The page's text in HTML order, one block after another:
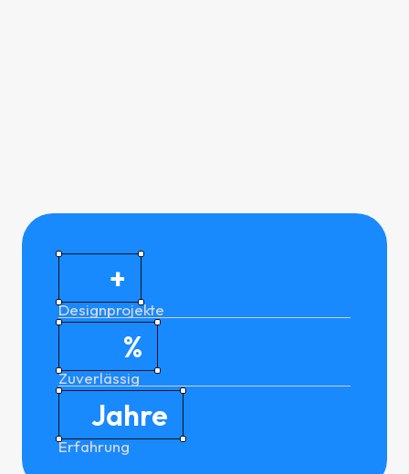
+
Designprojekte
%
Zuverlässig
Jahre
Erfahrung